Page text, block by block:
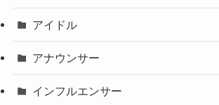
アイドル
アナウンサー
インフルエンサー